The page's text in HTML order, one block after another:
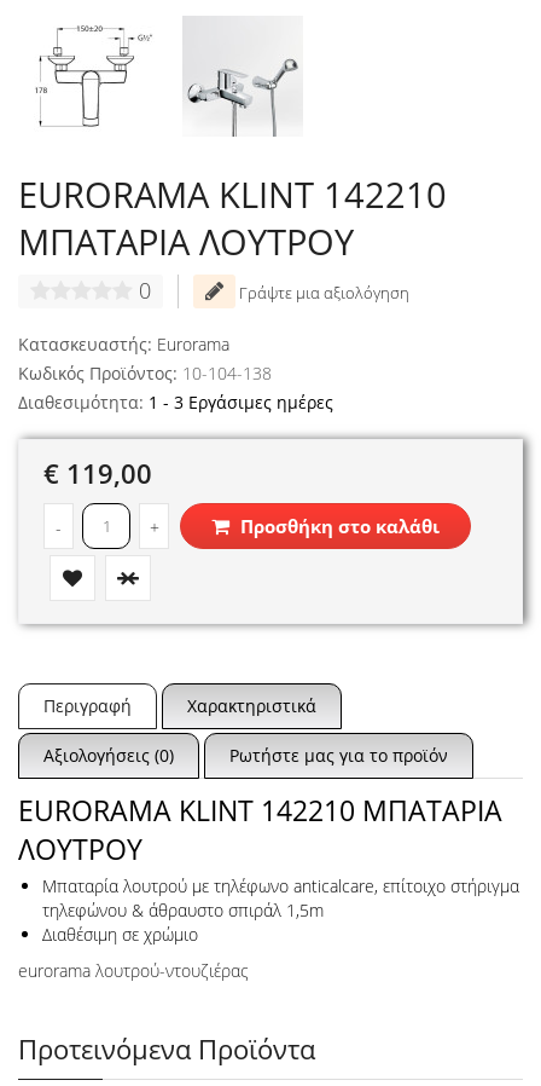
EURORAMA KLINT 142210
ΜΠΑΤΑΡΙΑ ΛΟΥΤΡΟΥ
0 Γράψτε μια αξιολόγηση
Κατασκευαστής: Eurorama
Κωδικός Προϊόντος: 10-104-138
Διαθεσιμότητα: 1 - 3 Εργάσιμες ημέρες
€ 119,00
- + Προσθήκη στο καλάθι
Περιγραφή Χαρακτηριστικά
Αξιολογήσεις (0) Ρωτήστε μας για το προϊόν
EURORAMA KLINT 142210 ΜΠΑΤΑΡΙΑ
ΛΟΥΤΡΟΥ
Μπαταρία λουτρού με τηλέφωνο anticalcare, επίτοιχο στήριγμα
τηλεφώνου & άθραυστο σπιράλ 1,5m
Διαθέσιμη σε χρώμιο
eurorama λουτρού-ντουζιέρας
Προτεινόμενα Προϊόντα